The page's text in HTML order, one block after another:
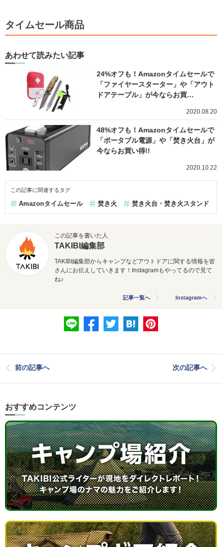
タイムセール商品
あわせて読みたい記事
24%オフも！Amazonタイムセールで
「ファイヤースターター」や「アウト
ドアテーブル」が今ならお買…
2020.08.20
48%オフも！Amazonタイムセールで
「ポータブル電源」や「焚き火台」が
今ならお買い得!!
2020.10.22
この記事に関連するタグ
Amazonタイムセール 焚き火 焚き火台・焚き火スタンド
この記事を書いた人
TAKIBI編集部
TAKIBI編集部からキャンプなどアウトドアに関する情報を皆
さんにお伝えしていきます！Instagramもやってるので見て
ね♪
記事一覧へ Instagramへ
前の記事へ 次の記事へ
おすすめコンテンツ